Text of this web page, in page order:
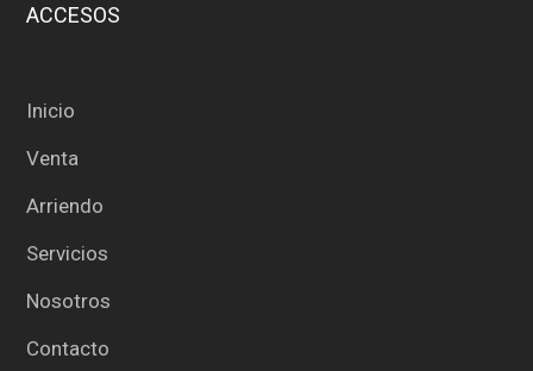
ACCESOS
Inicio
Venta
Arriendo
Servicios
Nosotros
Contacto